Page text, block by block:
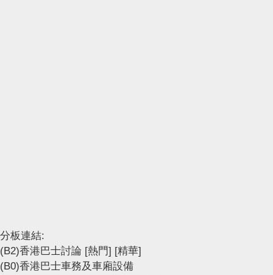
分板連結:
(B2)香港巴士討論 [熱門] [精華]
(B0)香港巴士車務及車廂設備